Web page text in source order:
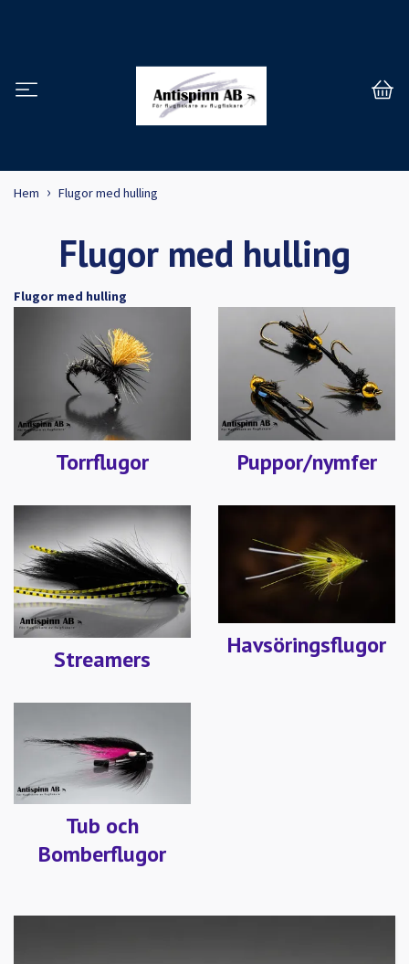
Hem Flugor med hulling
Flugor med hulling
Flugor med hulling
Torrflugor Puppor/nymfer
Streamers
Havsöringsflugor
Tub och
Bomberflugor